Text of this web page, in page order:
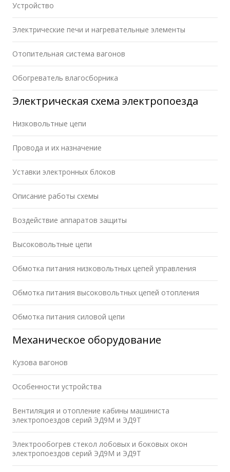
Устройство
Электрические печи и нагревательные элементы
Отопительная система вагонов
Обогреватель влагосборника
Электрическая схема электропоезда
Низковольтные цепи
Провода и их назначение
Уставки электронных блоков
Описание работы схемы
Воздействие аппаратов защиты
Высоковольтные цепи
Обмотка питания низковольтных цепей управления
Обмотка питания высоковольтных цепей отопления
Обмотка питания силовой цепи
Механическое оборудование
Кузова вагонов
Особенности устройства
Вентиляция и отопление кабины машиниста
электропоездов серий ЭД9М и ЭД9Т
Электрообогрев стекол лобовых и боковых окон
электропоездов серий ЭД9М и ЭД9Т